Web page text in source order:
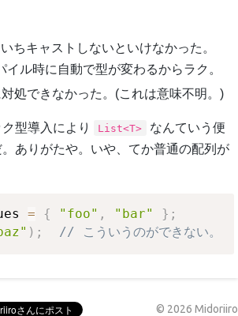
ちキャストしないといけなかった。
イル時に自動で型が変わるからラク。
処できなかった。(これは意味不明。)
型導入により List<T>
なんていう便
ありがたや。いや、てか普通の配列が
= { "foo" , "bar" } ;
) ; // こういうのができない。
© 2026 Midoriiro